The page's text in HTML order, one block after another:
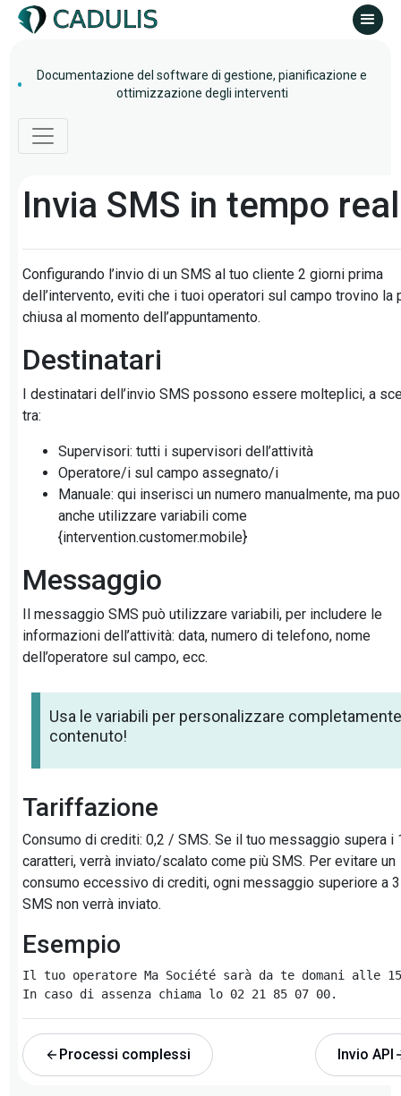
Documentazione del software di gestione, pianificazione e
ottimizzazione degli interventi
Invia SMS in tempo
Configurando l’invio di un SMS al tuo cliente 2 giorni prima
dell’intervento, eviti che i tuoi operatori sul campo trovino la
chiusa al momento dell’appuntamento.
Destinatari
I destinatari dell’invio SMS possono essere molteplici, a
tra:
Supervisori: tutti i supervisori dell’attività
Operatore/i sul campo assegnato/i
Manuale: qui inserisci un numero manualmente, ma
anche utilizzare variabili come
{intervention.customer.mobile}
Messaggio
Il messaggio SMS può utilizzare variabili, per includere le
informazioni dell’attività: data, numero di telefono, nome
dell’operatore sul campo, ecc.
Usa le variabili per personalizzare
contenuto!
Tariffazione
Consumo di crediti: 0,2 / SMS. Se il tuo messaggio supera i
caratteri, verrà inviato/scalato come più SMS. Per evitare un
consumo eccessivo di crediti, ogni messaggio superiore a 3
SMS non verrà inviato.
Esempio
Il tuo operatore Ma Société sarà da te domani alle
Processi complessi Invio API